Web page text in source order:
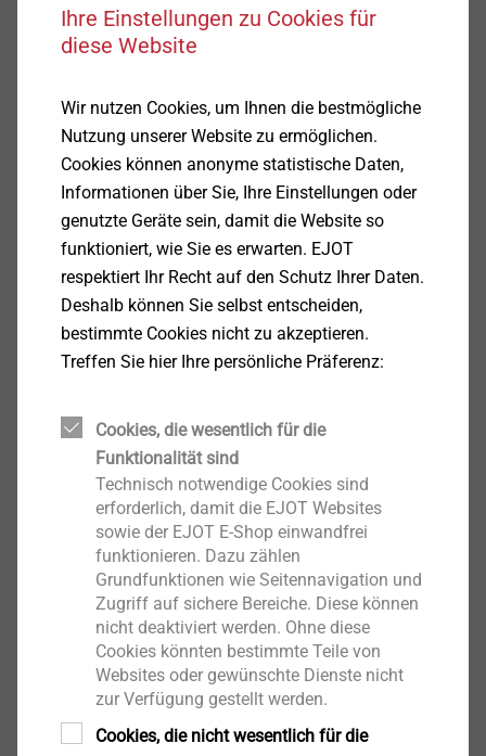
für die Durchsteckmontage
Kein Anzugsdrehmoment
Erfordert nur ein kleines Bohrloch
Keine Spreizkräfte, deshalb geringe Rand- und
Achsabstände
Vollständig demontierbar
Verankerungsgründe
Zugelassen für
Gerissenen Beton
Die Kennwerte für zulässige Lasten in ungerissenen
Beton und gerissenen Beton entnehmen sie bitte dem
Produktdatenblatt
Technische Daten
Antrieb: T30
Feuerbeständig: R120
Edelstahl Rostfrei
Downloads
Deutsch
Ihre Einstellungen zu Cookies für
diese Website
Wir nutzen Cookies, um Ihnen die bestmögliche
Nutzung unserer Website zu ermöglichen.
Cookies können anonyme statistische Daten,
Informationen über Sie, Ihre Einstellungen oder
genutzte Geräte sein, damit die Website so
funktioniert, wie Sie es erwarten. EJOT
respektiert Ihr Recht auf den Schutz Ihrer Daten.
Deshalb können Sie selbst entscheiden,
bestimmte Cookies nicht zu akzeptieren.
Treffen Sie hier Ihre persönliche Präferenz:
Cookies, die wesentlich für die
Funktionalität sind
Technisch notwendige Cookies sind
erforderlich, damit die EJOT Websites
sowie der EJOT E-Shop einwandfrei
funktionieren. Dazu zählen
Grundfunktionen wie Seitennavigation und
Zugriff auf sichere Bereiche. Diese können
nicht deaktiviert werden. Ohne diese
Cookies könnten bestimmte Teile von
Websites oder gewünschte Dienste nicht
zur Verfügung gestellt werden.
Cookies, die nicht wesentlich für die